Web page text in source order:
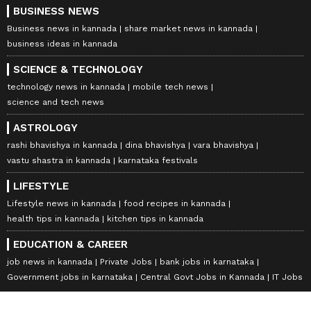
BUSINESS NEWS
Business news in kannada
share market news in kannada
business ideas in kannada
SCIENCE & TECHNOLOGY
technology news in kannada
mobile tech news
science and tech news
ASTROLOGY
rashi bhavishya in kannada dina bhavishya
vara bhavishya
vastu shastra in kannada
karnataka festivals
LIFESTYLE
Lifestyle news in kannada
food recipes in kannada
health tips in kannada
kitchen tips in kannada
EDUCATION & CAREER
job news in kannada Private Jobs
bank jobs in karnataka
Government jobs in karnataka
Central Govt Jobs in Kannada IT Jobs